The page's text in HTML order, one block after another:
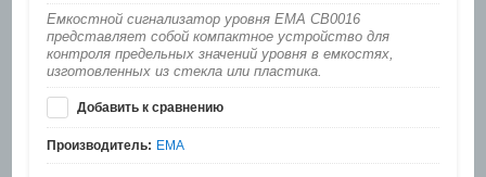
Емкостной сигнализатор уровня EMA CB0016
представляет собой компактное устройство для
контроля предельных значений уровня в емкостях,
изготовленных из стекла или пластика.
Добавить к сравнению
Производитель: EMA